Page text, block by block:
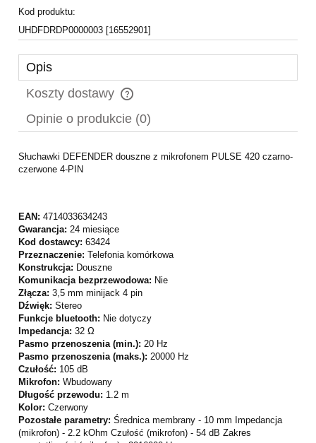
Kod produktu:
UHDFDRDP0000003 [16552901]
Opis
Koszty dostawy
Cena nie zawiera ewentualnych kosztów płatności
Opinie o produkcie (0)
Słuchawki DEFENDER douszne z mikrofonem PULSE 420 czarno-
czerwone 4-PIN
EAN: 4714033634243
Gwarancja: 24 miesiące
Kod dostawcy: 63424
Przeznaczenie: Telefonia komórkowa
Konstrukcja: Douszne
Komunikacja bezprzewodowa: Nie
Złącza: 3,5 mm minijack 4 pin
Dźwięk: Stereo
Funkcje bluetooth: Nie dotyczy
Impedancja: 32 Ω
Pasmo przenoszenia (min.): 20 Hz
Pasmo przenoszenia (maks.): 20000 Hz
Czułość: 105 dB
Mikrofon: Wbudowany
Długość przewodu: 1.2 m
Kolor: Czerwony
Pozostałe parametry: Średnica membrany - 10 mm Impedancja
(mikrofon) - 2.2 kOhm Czułość (mikrofon) - 54 dB Zakres